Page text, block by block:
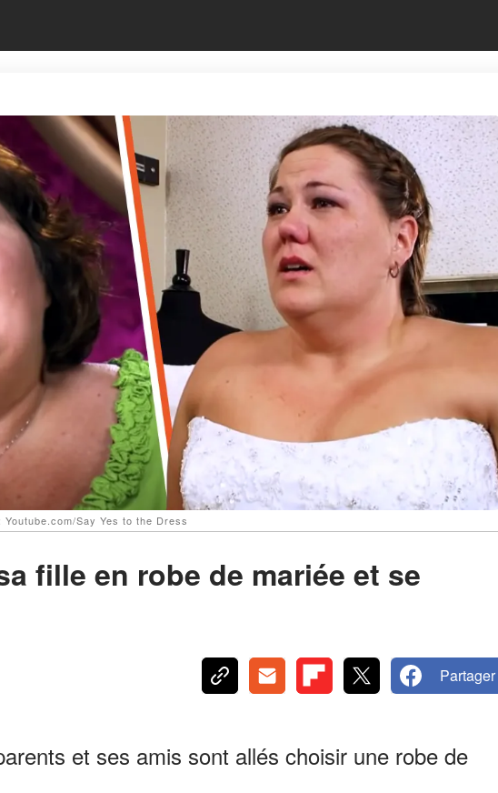
Say Yes to the Dress
fille en robe de mariée et se
Partager
et ses amis sont allés choisir une robe de